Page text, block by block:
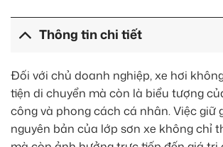
Thông tin chi tiết
Đối với chủ doanh nghiệp, xe hơi
tiện di chuyển mà còn là biểu tượng
công và phong cách cá nhân. Việc giữ
nguyên bản của lớp sơn xe không chỉ